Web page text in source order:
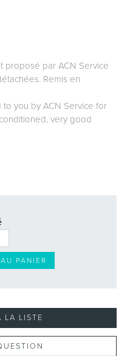
proposé par ACN Service
Remis en
to you by ACN Service for
very good
PANIER
LA LISTE